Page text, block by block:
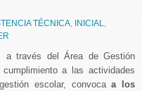
TÉCNICA, INICIAL,
a través del Área de Gestión
a las actividades
escolar, convocaa los